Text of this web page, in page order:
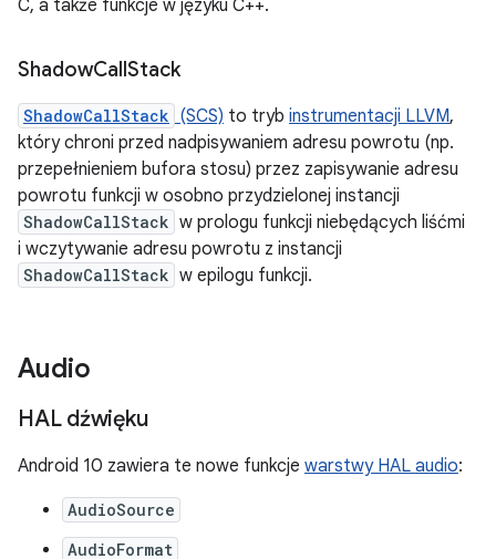
C, a także funkcje w języku C++.
ShadowCall Stack
ShadowCallStack (SCS) to tryb instrumentacji LLVM,
który chroni przed nadpisywaniem adresu powrotu (np.
przepełnieniem bufora stosu) przez zapisywanie adresu
powrotu funkcji w osobno przydzielonej instancji
ShadowCallStack w prologu funkcji niebędących liśćmi
i wczytywanie adresu powrotu z instancji
ShadowCallStack w epilogu funkcji.
Audio
HAL dźwięku
Android 10 zawiera te nowe funkcje warstwy HAL audio:
AudioSource
AudioFormat